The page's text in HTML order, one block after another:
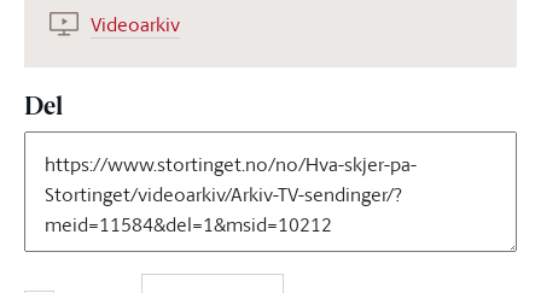
Videoarkiv
Del